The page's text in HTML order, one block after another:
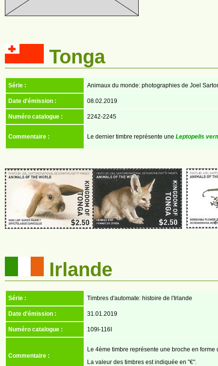
Tonga
Série : Animaux du monde: photographies de Joel
Date d'émission : 08.02.2019
Numéro catalogue : 2242-2245
Commentaire : Le dernier timbre représente une Leptopelis
Irlande
Série : Timbres d'automate: histoire de l'Irlande
Date d'émission : 31.01.2019
Numéro catalogue : 109I-116I
Commentaire :
Le 4ème timbre représente une broche en
La valeur des timbres est indiquée en "€".